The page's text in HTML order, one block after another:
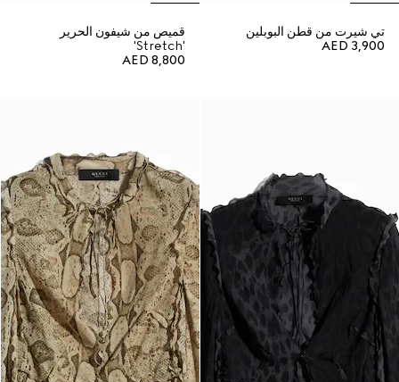
تي شيرت من قطن البوبلين
AED 3,900
قميص من شيفون الحرير
'Stretch'
AED 8,800